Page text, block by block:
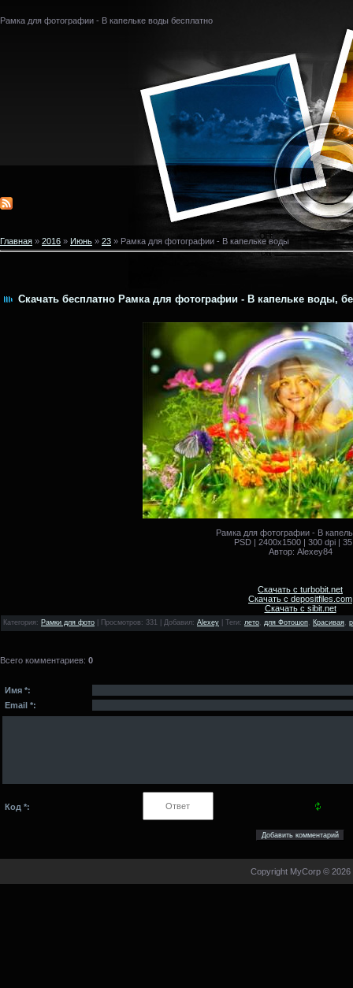
Рамка для фотографии - В капельке воды бесплатно
Главная » 2016 » Июнь » 23 » Рамка для фотографии - В капельке воды
Скачать бесплатно Рамка для фотографии - В капельке воды,
Рамка для фотографии - В
PSD | 2400x1500 | 300 dpi |
Автор: Alexey84
Скачать с turbobit.net
Скачать с depositfiles.com
Скачать с sibit.net
Категория : Рамки для фото Просмотров: 331 | Добавил: Alexey Теги: лето, для Фотошоп, Красивая,
Всего комментариев: 0
Имя *:
Email *:
Код *:
Copyright MyCorp © 2026